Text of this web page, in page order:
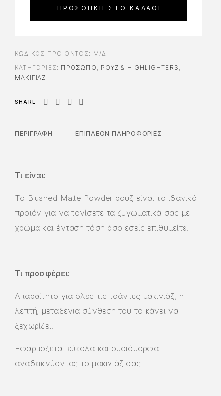
ΠΡΟΣΘΉΚΗ ΣΤΟ ΚΑΛΆΘΙ
ΚΩΔΙΚΌΣ ΠΡΟΪΌΝΤΟΣ: Μ/Δ
ΚΑΤΗΓΟΡΊΕΣ: ΠΡΌΣΩΠΟ , ΡΟΥΖ & HIGHLIGHTERS ,
ΜΑΚΙΓΙΑΖ
SHARE
ΠΕΡΙΓΡΑΦΉ ΕΠΙΠΛΈΟΝ ΠΛΗΡΟΦΟΡΊΕΣ
Τι είναι:
Το Blushed Matte Powder ρουζ είναι το ιδανικό
προϊόν για να τονίσετε τα ζυγωματικά σας με
χρώμα και ένταση τόση όσο εσείς επιθυμείτε.
Τι προσφέρει:
Απαραίτητο για όλες τις τσάντες μακιγιάζ, η
λεπτή, μεταξένια σύνθεση του το κάνει να
ξεχωρίζει.
Εφαρμόζεται εύκολα και ομοιόμορφα
αναδεικνύοντας το μακιγιάζ σας.